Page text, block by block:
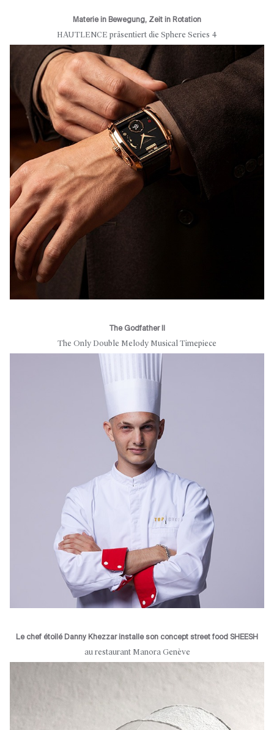
Materie in Bewegung, Zeit in Rotation
HAUTLENCE präsentiert die Sphere Series 4
The Godfather II
The Only Double Melody Musical Timepiece
Le chef étoilé Danny Khezzar installe son concept street food SHEESH
au restaurant Manora Genève